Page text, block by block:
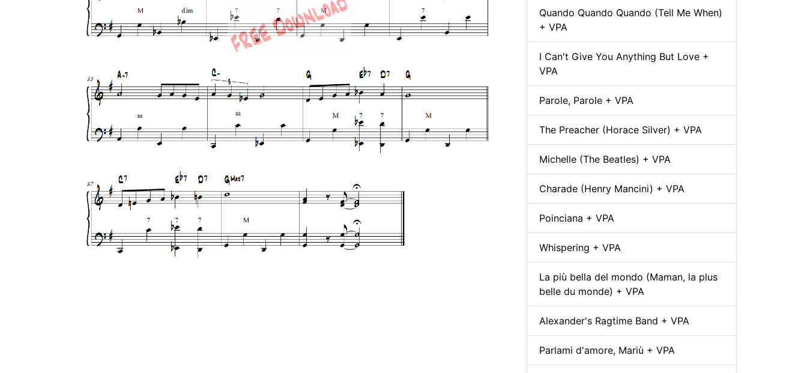
Quando Quando Quando (Tell Me When)
+ VPA
I Can't Give You Anything But Love +
VPA
Parole, Parole + VPA
The Preacher (Horace Silver) + VPA
Michelle (The Beatles) + VPA
Charade (Henry Mancini) + VPA
Poinciana + VPA
Whispering + VPA
La più bella del mondo (Maman, la plus
belle du monde) + VPA
Alexander's Ragtime Band + VPA
Parlami d'amore, Mariù + VPA